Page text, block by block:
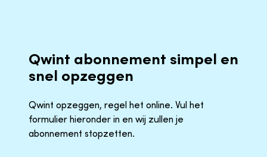
Qwint abonnement simpel en
snel opzeggen
Qwint opzeggen, regel het online. Vul het
formulier hieronder in en wij zullen je
abonnement stopzetten.